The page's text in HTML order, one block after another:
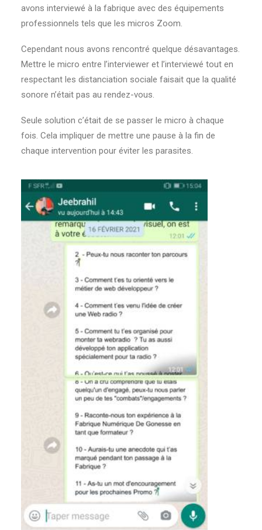
avons interviewé à la fabrique avec des équipements
professionnels tels que les micros Zoom.
Cependant nous avons rencontré quelque désavantages.
Mettre le micro entre l’interviewer et l’interviewé tout en
respectant les distanciation sociale faisait que la qualité
sonore n’était pas au rendez-vous.
Seule solution c’était de se passer le micro à chaque
fois. Cela impliquer de mettre une pause à la fin de
chaque intervention pour éviter les parasites.